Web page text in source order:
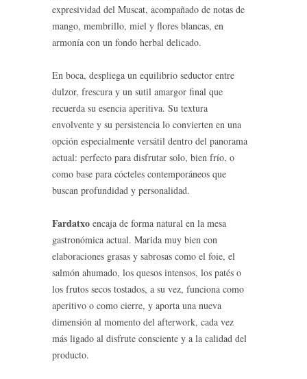
expresividad del Muscat, acompañado de notas de
mango, membrillo, miel y flores blancas, en
armonía con un fondo herbal delicado.
En boca, despliega un equilibrio seductor entre
dulzor, frescura y un sutil amargor final que
recuerda su esencia aperitiva. Su textura
envolvente y su persistencia lo convierten en una
opción especialmente versátil dentro del panorama
actual: perfecto para disfrutar solo, bien frío, o
como base para cócteles contemporáneos que
buscan profundidad y personalidad.
Fardatxo encaja de forma natural en la mesa
gastronómica actual. Marida muy bien con
elaboraciones grasas y sabrosas como el foie, el
salmón ahumado, los quesos intensos, los patés o
los frutos secos tostados, a su vez, funciona como
aperitivo o como cierre, y aporta una nueva
dimensión al momento del afterwork, cada vez
más ligado al disfrute consciente y a la calidad del
producto.